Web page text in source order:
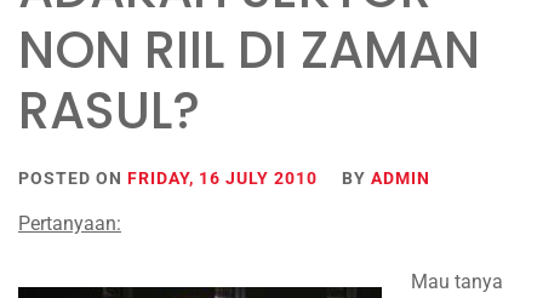
NON RIIL DI ZAMAN
RASUL?
POSTED ON FRIDAY, 16 JULY 2010 BY ADMIN
Pertanyaan:
Mau tanya